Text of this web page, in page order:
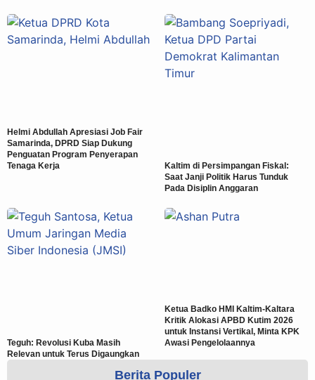
Helmi Abdullah Apresiasi Job Fair
Samarinda, DPRD Siap Dukung
Penguatan Program Penyerapan
Tenaga Kerja
Kaltim di Persimpangan Fiskal:
Saat Janji Politik Harus Tunduk
Pada Disiplin Anggaran
Teguh: Revolusi Kuba Masih
Relevan untuk Terus Digaungkan
Ketua Badko HMI Kaltim-Kaltara
Kritik Alokasi APBD Kutim 2026
untuk Instansi Vertikal, Minta KPK
Awasi Pengelolaannya
Berita Populer